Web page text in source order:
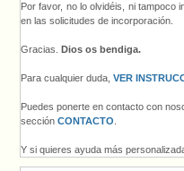
Por favor, no lo olvidéis, ni tampoco
en las solicitudes de incorporación.
Gracias. Dios os bendiga.
Para cualquier duda, VER
Puedes ponerte en contacto con
sección CONTACTO
Y si quieres ayuda más